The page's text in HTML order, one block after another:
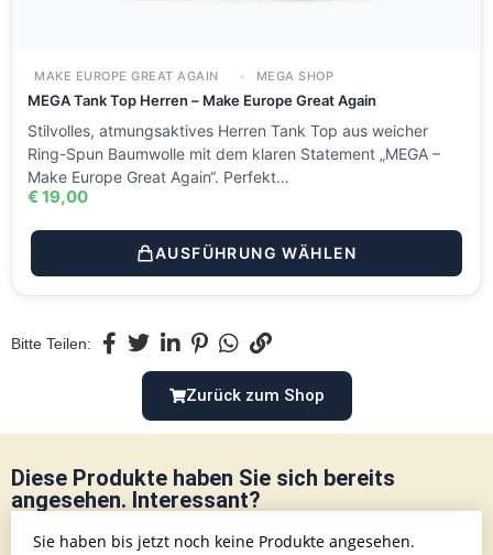
MAKE EUROPE GREAT AGAIN MEGA SHOP
MEGA Tank Top Herren – Make Europe Great Again
Stilvolles, atmungsaktives Herren Tank Top aus weicher
Ring-Spun Baumwolle mit dem klaren Statement „MEGA –
Make Europe Great Again“. Perfekt…
€19,00
AUSFÜHRUNG WÄHLEN
Bitte Teilen:
Zurück zum Shop
Diese Produkte haben Sie sich bereits
angesehen. Interessant?
Sie haben bis jetzt noch keine Produkte angesehen.